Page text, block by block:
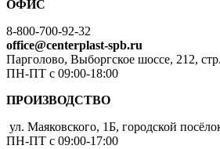
ОФИС
8-800-700-92-32
office@centerplast-spb.ru
Парголово, Выборгское шоссе, 212,
ПН-ПТ с 09:00-18:00
ПРОИЗВОДСТВО
ул. Маяковского, 1Б, городской
ПН-ПТ с 09:00-17:00